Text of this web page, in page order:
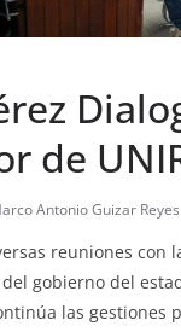
de
Antonio Guizar Reyes
reuniones con
gobierno del
las gestiones